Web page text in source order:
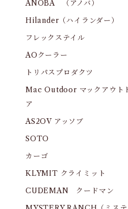
ANOBA （アノバ）
Hilander（ハイランダー）
フレックステイル
AOクーラー
トリパスプロダクツ
Mac Outdoor マックアウト
ア
AS2OV アッソブ
SOTO
カーゴ
KLYMIT クライミット
CUDEMAN クードマン